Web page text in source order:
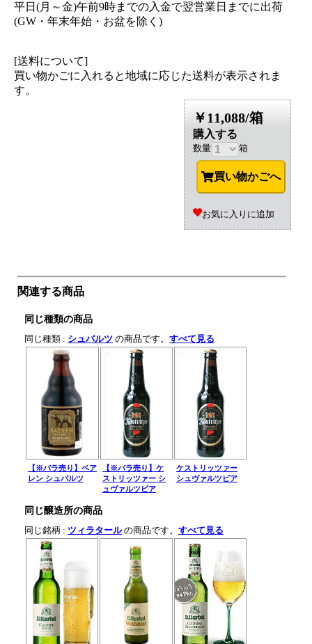
平日(月～金)午前9時までの入金で翌営業日までに出荷
(GW・年末年始・お盆を除く)
[送料について]
買い物かごに入れると地域に応じた送料が表示されま
す。
￥11,088/箱
購入する
数量 箱
買い物かごへ
お気に入りに追加
関連する商品
同じ種類の商品
同じ種類 : シュバルツ の商品です。 すべて見る
【※バラ売り】ベア
レン シュバルツ
【※バラ売り】ケ
ストリッツァー シ
ュヴァルツビア
ケストリッツァー
シュヴァルツビア
同じ醸造所の商品
同じ銘柄 : ツィラタールの商品です。 すべて見る